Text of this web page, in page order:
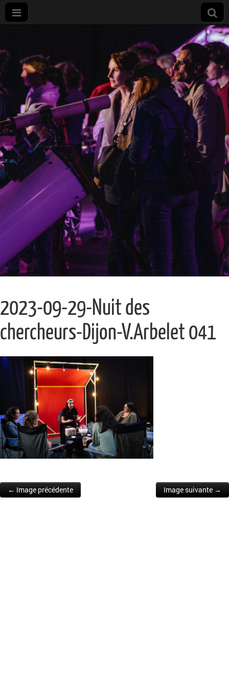
Nuit
européenne
des
chercheurs
à Dijon
2023-09-29-Nuit des
chercheurs-Dijon-V.Arbelet 041
Post navigation
← Image précédente Image suivante →